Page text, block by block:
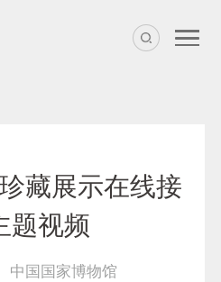
藏展示在线接
题视频
中国国家博物馆